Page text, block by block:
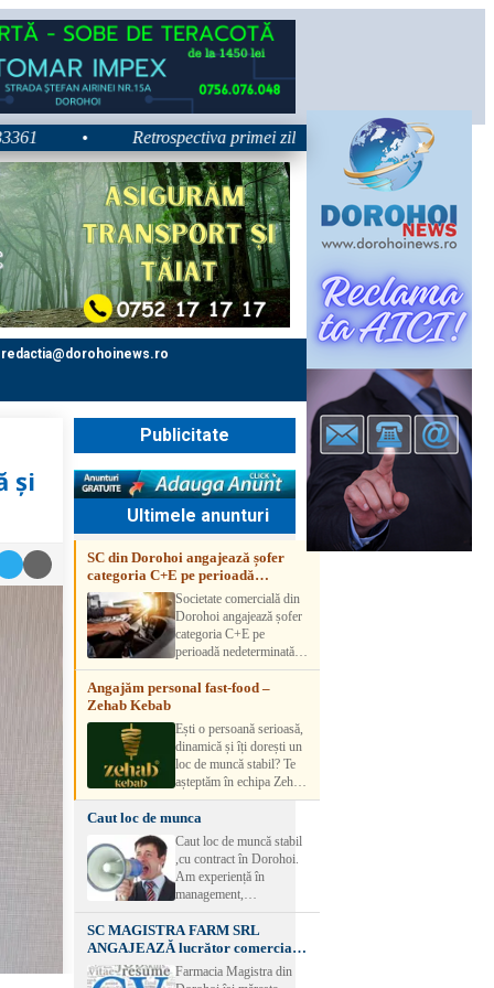
• Retrospectiva primei zile la Zilele Nordului 2026:
redactia@dorohoinews.ro
și
Publicitate
Ultimele anunturi
SC din Dorohoi angajează șofer
categoria C+E pe perioadă
nedeterminatăSocietate comercială din
Dorohoi angajează șofer
categoria C+E pe
perioadă nedeterminată.
Candidatul trebuie să
aibă experiență și atestat
detalii, vă rog să sunați la
numărul de telefon.
Angajăm personal fast-food –
Zehab Kebab
Ești o persoană serioasă,
dinamică și îți dorești un
loc de muncă stabil? Te
așteptăm în echipa Zehab
Kebab! Posturi
disponibile: -
SHAORMAR AJUTOR
BUCATAR 2/posturi -
LUCRATOR
COMERCIAL
VANZATOR /2 posturi
OFERIM : Contract de
muncă Program flexibil
Salariu motivant, în
funcție de experienț
Caut loc de munca
Caut loc de muncă stabil
,cu contract în Dorohoi.
Am experiență în
management,
contabilitate, ospătărie .
Rog seriozitate
SC MAGISTRA FARM SRL
ANGAJEAZĂ lucrător comercial –
DOROHOI
Farmacia Magistra din